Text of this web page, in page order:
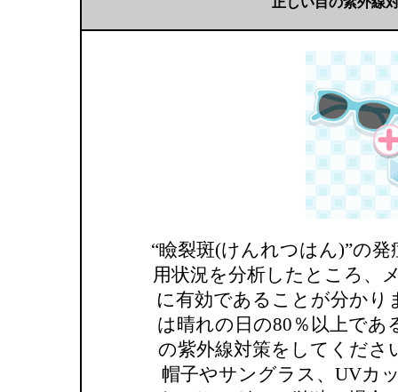
“瞼裂斑(けんれつはん)”の
用状況を分析したところ、
に有効であることが分かり
は晴れの日の80％以上で
の紫外線対策をしてくださ
帽子やサングラス、UVカ